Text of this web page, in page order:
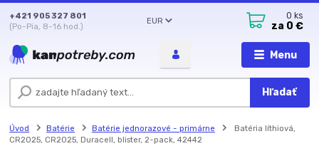
Menu
EUR
Hľadať
+421 905 327 801
(Po-Pia, 8-16 hod.)
0 ks
za 0 €
Úvod Batérie Batérie jednorazové - primárne
Batéria líthiová,
CR2025, CR2025, Duracell, blister, 2-pack, 42442